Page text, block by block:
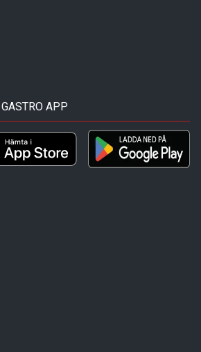
APP